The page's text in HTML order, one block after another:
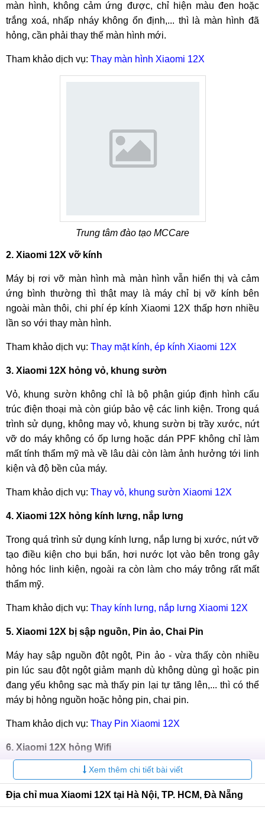
Màn hình OLED 1 tỷ màu sắc nét, đạt điểm
Đặc biệt, màn hình Xiaomi 12X được Display Mate đánh giá
đạt điểm tuyệt đối A+ và chỉ có những dòng smartphone
hàng đầu mới có thể nằm trong bảng xếp hạng này. Đây
chính là phần nâng cấp cực kỳ đáng tiền khi mà người dùng
ngày càng có yêu cầu cao hơn về chất lượng hiển thị.
Viên pin lớn, trải nghiệm bền bỉ suốt ngày dài
Với Xiaomi 12X, chiếc flagship giá rẻ mới của Xiaomi,
chúng ta có thể tha hồ trải nghiệm suốt ngày dài khi máy sở
hữu dung lượng pin 4500mAh và sạc nhanh 67W, giúp sạc
pin nhanh chóng từ 0% lên 100% chỉ trong 39 phút ngắn
ngủi. So với những dòng sản phẩm Xiaomi trước đây thì
trang bị này không quá mới mẻ nhưng đủ để đáp ứng cho
mọi nhu cầu về học tập, giải trí hay chơi game của bạn.
người dùng MIUI 13 trên nền hệ điều hành Android 12 mới
nhất cho khả năng tối ưu mọi trải nghiệm cũng như tiết kiệm
điện năng tốt nhất.
màn hình, không cảm ứng được, chỉ hiện màu đen hoặc
trắng xoá, nhấp nháy không ổn định,... thì là màn hình đã
hỏng, cần phải thay thế màn hình mới.
Tham khảo dịch vụ: Thay màn hình Xiaomi 12X
Trung tâm đào tạo MCCare
2. Xiaomi 12X vỡ kính
Máy bị rơi vỡ màn hình mà màn hình vẫn hiển thị và cảm
ứng bình thường thì thật may là máy chỉ bị vỡ kính bên
ngoài màn thôi, chi phí ép kính Xiaomi 12X thấp hơn nhiều
lần so với thay màn hình.
Tham khảo dịch vụ: Thay mặt kính, ép kính Xiaomi 12X
3. Xiaomi 12X hỏng vỏ, khung sườn
Vỏ, khung sườn không chỉ là bộ phận giúp định hình cấu
trúc điện thoại mà còn giúp bảo vệ các linh kiện. Trong quá
trình sử dụng, không may vỏ, khung sườn bị trầy xước, nứt
vỡ do máy không có ốp lưng hoặc dán PPF không chỉ làm
mất tính thẩm mỹ mà về lâu dài còn làm ảnh hưởng tới linh
kiện và độ bền của máy.
Tham khảo dịch vụ: Thay vỏ, khung sườn Xiaomi 12X
4. Xiaomi 12X hỏng kính lưng, nắp lưng
Trong quá trình sử dụng kính lưng, nắp lưng bị xước, nứt vỡ
tạo điều kiện cho bụi bẩn, hơi nước lọt vào bên trong gây
hỏng hóc linh kiện, ngoài ra còn làm cho máy trông rất mất
thẩm mỹ.
Tham khảo dịch vụ: Thay kính lưng, nắp lưng Xiaomi 12X
5. Xiaomi 12X bị sập nguồn, Pin ảo, Chai Pin
Máy hay sập nguồn đột ngột, Pin ảo - vừa thấy còn nhiều
pin lúc sau đột ngột giảm mạnh dù không dùng gì hoặc pin
đang yếu không sạc mà thấy pin lại tự tăng lên,... thì có thể
máy bị hỏng nguồn hoặc hỏng pin, chai pin.
Tham khảo dịch vụ: Thay Pin Xiaomi 12X
6. Xiaomi 12X hỏng Wifi
Xiaomi 12X không bật được Wifi trong phần cài đặt, hoặc
bật được wifi nhưng máy không kết nối được dù đã thử
nhiều wifi khác nhau, Kết nối không ổ định thường xuyên
Xem thêm chi tiết bài viết
Địa chỉ mua Xiaomi 12X tại Hà Nội, TP. HCM, Đà Nẵng